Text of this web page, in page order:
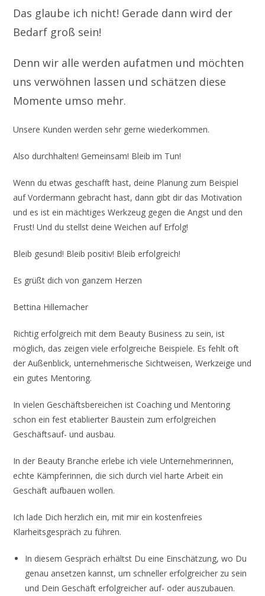
Das glaube ich nicht! Gerade dann wird der
Bedarf groß sein!
Denn wir alle werden aufatmen und möchten
uns verwöhnen lassen und schätzen diese
Momente umso mehr.
Unsere Kunden werden sehr gerne wiederkommen.
Also durchhalten! Gemeinsam! Bleib im Tun!
Wenn du etwas geschafft hast, deine Planung zum Beispiel
auf Vordermann gebracht hast, dann gibt dir das Motivation
und es ist ein mächtiges Werkzeug gegen die Angst und den
Frust! Und du stellst deine Weichen auf Erfolg!
Bleib gesund! Bleib positiv! Bleib erfolgreich!
Es grüßt dich von ganzem Herzen
Bettina Hillemacher
Richtig erfolgreich mit dem Beauty Business zu sein, ist
möglich, das zeigen viele erfolgreiche Beispiele. Es fehlt oft
der Außenblick, unternehmerische Sichtweisen, Werkzeige und
ein gutes Mentoring.
In vielen Geschäftsbereichen ist Coaching und Mentoring
schon ein fest etablierter Baustein zum erfolgreichen
Geschäftsauf- und ausbau.
In der Beauty Branche erlebe ich viele Unternehmerinnen,
echte Kämpferinnen, die sich durch viel harte Arbeit ein
Geschäft aufbauen wollen.
Ich lade Dich herzlich ein, mit mir ein kostenfreies
Klarheitsgespräch zu führen.
In diesem Gespräch erhältst Du eine Einschätzung, wo Du
genau ansetzen kannst, um schneller erfolgreicher zu sein
und Dein Geschäft erfolgreicher auf- oder auszubauen.